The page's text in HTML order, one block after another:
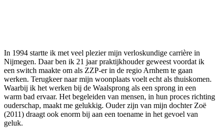
In 1994 startte ik met veel plezier mijn verloskundige carrière in
Nijmegen. Daar ben ik 21 jaar praktijkhouder geweest voordat ik
een switch maakte om als ZZP-er in de regio Arnhem te gaan
werken. Terugkeer naar mijn woonplaats voelt echt als thuiskomen.
Waarbij ik het werken bij de Waalsprong als een sprong in een
warm bad ervaar. Het begeleiden van mensen, in hun proces richting
ouderschap, maakt me gelukkig. Ouder zijn van mijn dochter Zoë
(2011) draagt ook enorm bij aan een toename in het gevoel van
geluk.